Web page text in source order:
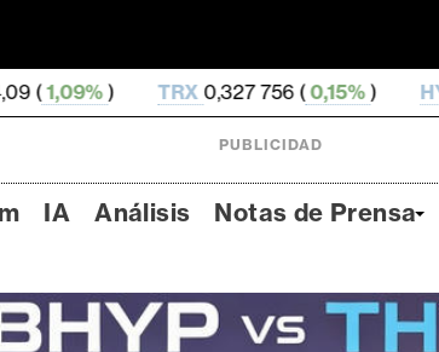
0,327 756 ( 0,15%) HYPE 56,09 (0,14%)
PUBLICIDAD
IA Análisis Notas de Prensa